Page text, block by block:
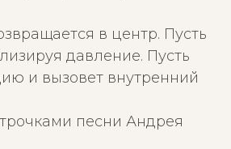
в центр. Пусть
давление. Пусть
и вызовет внутренний
песни Андрея